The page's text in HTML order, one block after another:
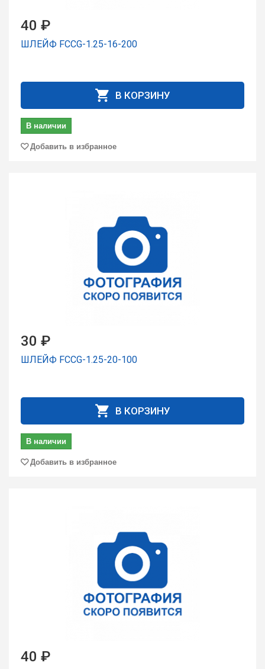
40 ₽
ШЛЕЙФ FCCG-1.25-16-200
В КОРЗИНУ
В наличии
Добавить в избранное
30 ₽
ШЛЕЙФ FCCG-1.25-20-100
В КОРЗИНУ
В наличии
Добавить в избранное
40 ₽